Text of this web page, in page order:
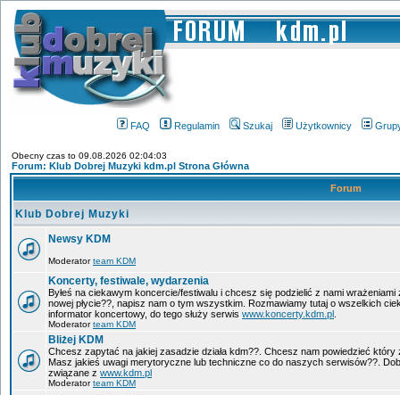
FAQ Regulamin Szukaj Użytkownicy
Obecny czas to 09.08.2026 02:04:03
Forum: Klub Dobrej Muzyki kdm.pl Strona Główna
Forum
Klub Dobrej Muzyki
Newsy KDM
Moderatorteam KDM
Koncerty, festiwale, wydarzenia
Byłeś na ciekawym koncercie/festiwalu i chcesz się podzielić z nami
nowej płycie??, napisz nam o tym wszystkim. Rozmawiamy tutaj o wszelkich
informator koncertowy, do tego służy serwis www.koncerty.kdm.pl
Moderatorteam KDM
Bliżej KDM
Chcesz zapytać na jakiej zasadzie działa kdm??. Chcesz nam powiedzieć
Masz jakieś uwagi merytoryczne lub techniczne co do naszych serwisów??.
związane z www.kdm.pl
Moderatorteam KDM